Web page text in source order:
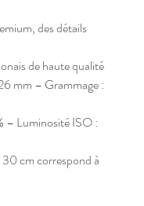
des détails
de haute qualité
mm – Grammage :
– Luminosité ISO :
30 cm correspond à